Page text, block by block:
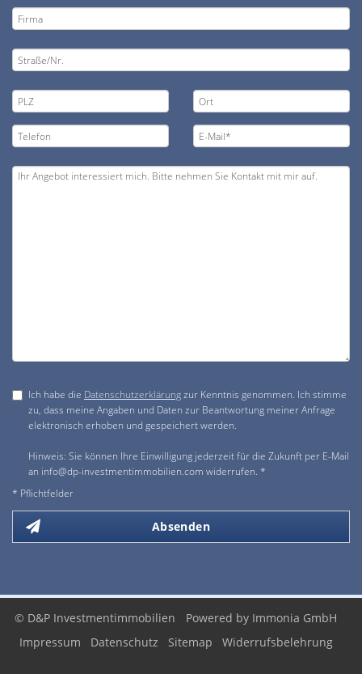
Ich habe die Datenschutzerklärungzur Kenntnis genommen. Ich stimme
zu, dass meine Angaben und Daten zur Beantwortung meiner Anfrage
elektronisch erhoben und gespeichert werden.
Hinweis: Sie können Ihre Einwilligung jederzeit für die Zukunft per E-Mail
an info@dp-investmentimmobilien.com widerrufen. *
* Pflichtfelder
Absenden
© D&P Investmentimmobilien
Powered by Immonia GmbH
Impressum
Datenschutz Sitemap Widerrufsbelehrung